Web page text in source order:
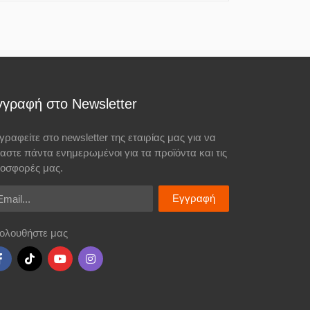
στο Newsletter
στο newsletter της εταιρίας μας για να
πάντα ενημερωμένοι για τα προϊόντα και τις
μας.
Εγγραφή
μας